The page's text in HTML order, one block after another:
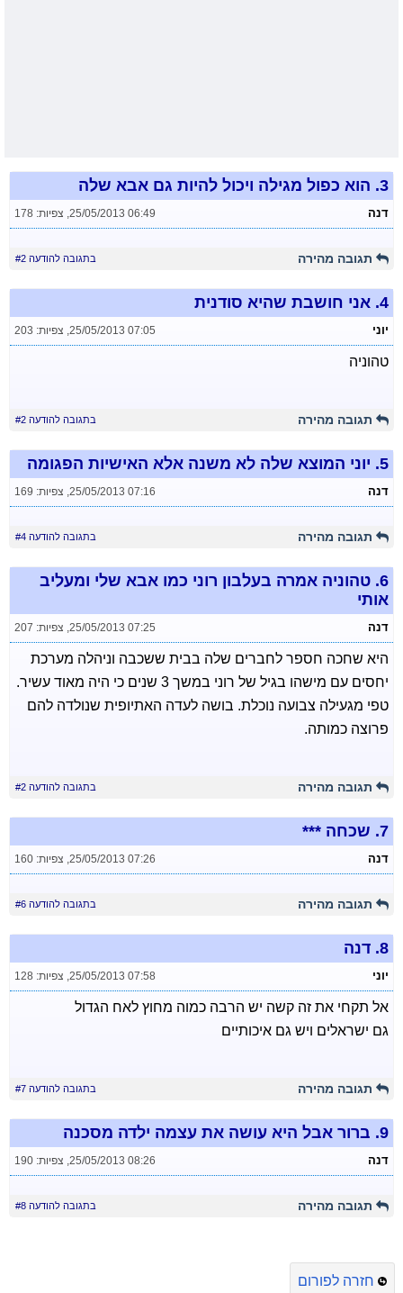
3. הוא כפול מגילה ויכול להיות גם אבא שלה
דנה 25/05/2013 06:49
, צפיות: 178
תגובה מהירה בתגובה להודעה #2
4. אני חושבת שהיא סודנית
יוני 25/05/2013 07:05
, צפיות: 203
טהוניה
תגובה מהירה בתגובה להודעה #2
5. יוני המוצא שלה לא משנה אלא האישיות הפגומה
דנה 25/05/2013 07:16
, צפיות: 169
תגובה מהירה בתגובה להודעה #4
6. טהוניה אמרה בעלבון רוני כמו אבא שלי ומעליב
אותי
דנה 25/05/2013 07:25
, צפיות: 207
היא שחכה חספר לחברים שלה בבית ששכבה וניהלה מערכת
יחסים עם מישהו בגיל של רוני במשך 3 שנים כי היה מאוד עשיר.
טפי מגעילה צבועה נוכלת. בושה לעדה האתיופית שנולדה להם
פרוצה כמותה.
תגובה מהירה בתגובה להודעה #2
7. שכחה ***
דנה 25/05/2013 07:26
, צפיות: 160
תגובה מהירה בתגובה להודעה #6
8. דנה
יוני 25/05/2013 07:58
, צפיות: 128
אל תקחי את זה קשה יש הרבה כמוה מחוץ לאח הגדול
גם ישראלים ויש גם איכותיים
תגובה מהירה בתגובה להודעה #7
9. ברור אבל היא עושה את עצמה ילדה מסכנה
דנה 25/05/2013 08:26
, צפיות: 190
תגובה מהירה בתגובה להודעה #8
חזרה לפורום